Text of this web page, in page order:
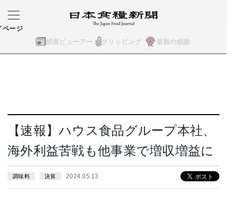
紙面ビューアー クリッピング 最新の紙面
ページ
【速報】ハウス食品グループ本社、
海外利益苦戦も他事業で増収増益に
調味料 決算 2024.05.13